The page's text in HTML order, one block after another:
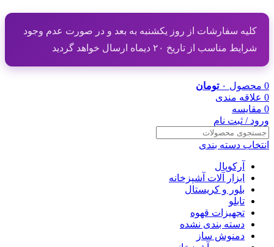
کلیه سفارشات از روز یکشنبه به بعد و در صورت عدم وجود
شرایط مناسب از تاریخ ۲۰ دیماه ارسال خواهد گردید
0 محصول ۰ تومان
0 علاقه مندی
0 مقایسه
ورود / ثبت نام
انتخاب دسته بندی
آرکوپال
ابزار آلات آشپزخانه
بلور و کریستال
تابلو
تجهیزات قهوه
دسته بندی نشده
دمنوش ساز